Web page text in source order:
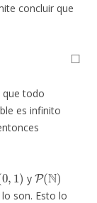
concluir que
que todo
es infinito
(0 )
y
N )
lo son. Esto lo